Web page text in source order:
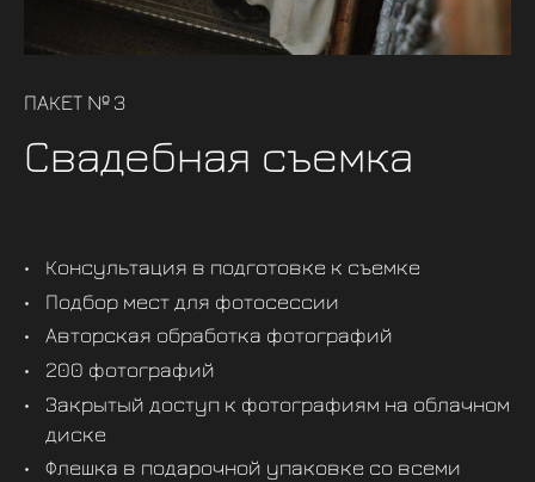
ПАКЕТ № 3
Свадебная съемка
Консультация в подготовке к съемке
Подбор мест для фотосессии
Авторская обработка фотографий
200 фотографий
Закрытый доступ к фотографиям на облачном
диске
Флешка в подарочной упаковке со всеми